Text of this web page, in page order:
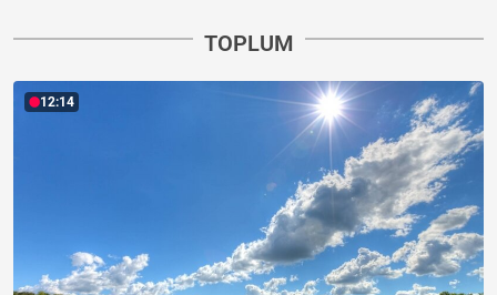
TOPLUM
12:14